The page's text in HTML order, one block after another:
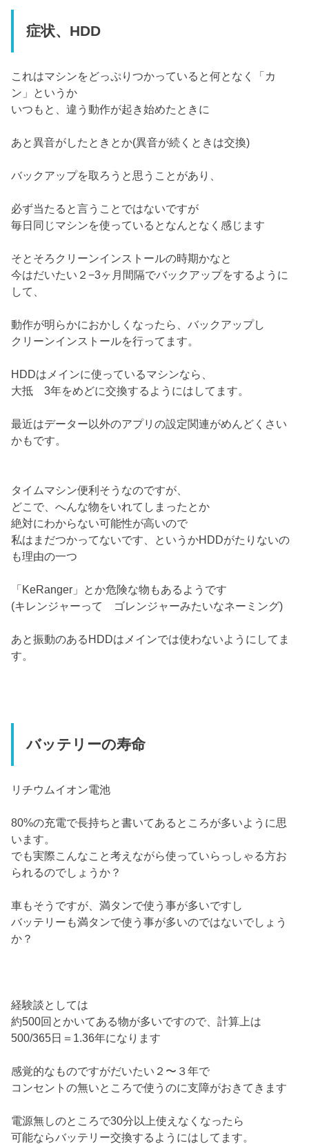
症状、HDD
これはマシンをどっぷりつかっていると何となく「カ
ン」というか
いつもと、違う動作が起き始めたときに
あと異音がしたときとか(異音が続くときは交換)
バックアップを取ろうと思うことがあり、
必ず当たると言うことではないですが
毎日同じマシンを使っているとなんとなく感じます
そとそろクリーンインストールの時期かなと
今はだいたい２−3ヶ月間隔でバックアップをするように
して、
動作が明らかにおかしくなったら、バックアップし
クリーンインストールを行ってます。
HDDはメインに使っているマシンなら、
大抵 3年をめどに交換するようにはしてます。
最近はデーター以外のアプリの設定関連がめんどくさい
かもです。
タイムマシン便利そうなのですが、
どこで、へんな物をいれてしまったとか
絶対にわからない可能性が高いので
私はまだつかってないです、というかHDDがたりないの
も理由の一つ
「KeRanger」とか危険な物もあるようです
(キレンジャーって ゴレンジャーみたいなネーミング)
あと振動のあるHDDはメインでは使わないようにしてま
す。
バッテリーの寿命
リチウムイオン電池
80%の充電で長持ちと書いてあるところが多いように思
います。
でも実際こんなこと考えながら使っていらっしゃる方お
られるのでしょうか？
車もそうですが、満タンで使う事が多いですし
バッテリーも満タンで使う事が多いのではないでしょう
か？
経験談としては
約500回とかいてある物が多いですので、計算上は
500/365日＝1.36年になります
感覚的なものですがだいたい２〜３年で
コンセントの無いところで使うのに支障がおきてきます
電源無しのところで30分以上使えなくなったら
可能ならバッテリー交換するようにはしてます。